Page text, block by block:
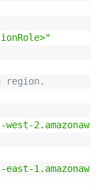
region.
west-
east-